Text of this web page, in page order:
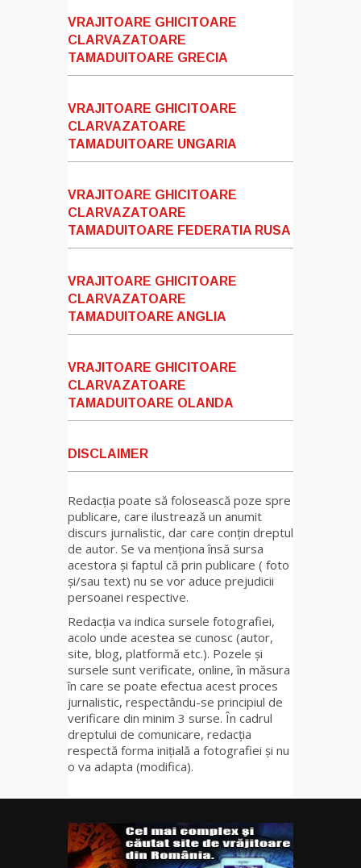
VRAJITOARE GHICITOARE
CLARVAZATOARE
TAMADUITOARE GRECIA
VRAJITOARE GHICITOARE
CLARVAZATOARE
TAMADUITOARE UNGARIA
VRAJITOARE GHICITOARE
CLARVAZATOARE
TAMADUITOARE FEDERATIA RUSA
VRAJITOARE GHICITOARE
CLARVAZATOARE
TAMADUITOARE ANGLIA
VRAJITOARE GHICITOARE
CLARVAZATOARE
TAMADUITOARE OLANDA
DISCLAIMER
Redacția poate să folosească poze spre
publicare, care ilustrează un anumit
discurs jurnalistic, dar care conțin dreptul
de autor. Se va menționa însă sursa
acestora și faptul că prin publicare ( foto
și/sau text) nu se vor aduce prejudicii
persoanei respective.
Redacția va indica sursele fotografiei,
acolo unde acestea se cunosc (autor,
site, blog, platformă etc.). Pozele și
sursele sunt verificate, online, în măsura
în care se poate efectua acest proces
jurnalistic, respectându-se principiul de
verificare din minim 3 surse. În cadrul
dreptului de comunicare, redacția
respectă forma inițială a fotografiei și nu
o va adapta (modifica).